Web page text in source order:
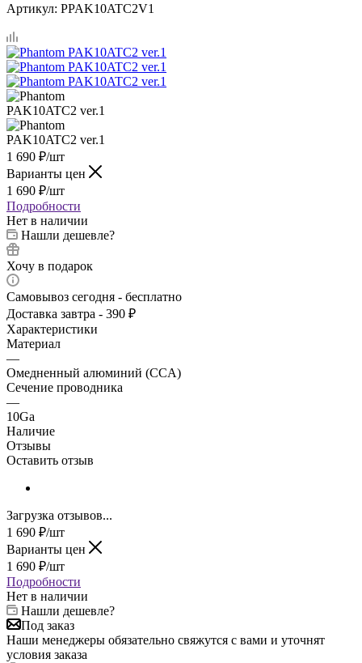
Артикул: PPAK10ATC2V1
1 690 ₽/шт
Варианты цен
1 690 ₽/шт
Подробности
Нет в наличии
Нашли дешевле?
Хочу в подарок
Самовывоз сегодня - бесплатно
Доставка завтра - 390 ₽
Характеристики
Материал
—
Омедненный алюминий (CCA)
Сечение проводника
—
10Ga
Наличие
Отзывы
Оставить отзыв
Загрузка отзывов...
1 690 ₽/шт
Варианты цен
1 690 ₽/шт
Подробности
Нет в наличии
Нашли дешевле?
Под заказ
Наши менеджеры обязательно свяжутся с вами и уточнят
условия заказа